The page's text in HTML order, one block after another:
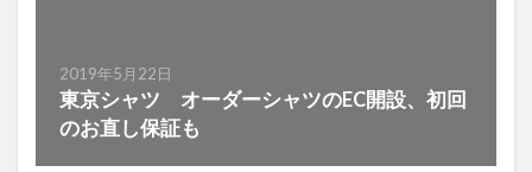
2019年5月22日
東京シャツ オーダーシャツのEC開設、初回
のお直し保証も